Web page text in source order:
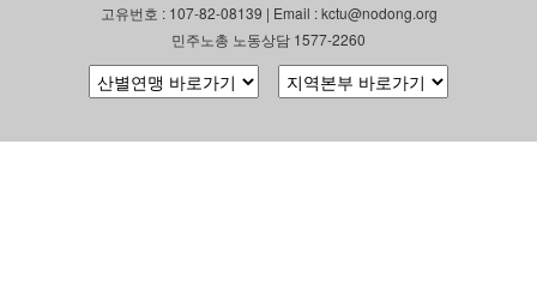
고유번호 : 107-82-08139 | Email : kctu@nodong.org
민주노총 노동상담 1577-2260